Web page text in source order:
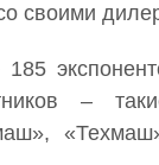
своими
–